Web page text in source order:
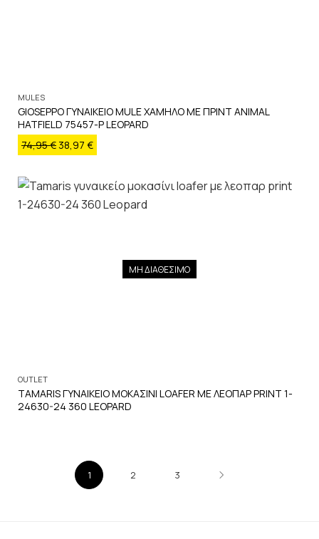
MULES
GIOSEPPO ΓΥΝΑΙΚΕΙΟ MULE ΧΑΜΗΛΟ ΜΕ ΠΡΙΝΤ ANIMAL
HATFIELD 75457-P LEOPARD
74,95€ 38,97 €
ΜΗ ΔΙΑΘΕΣΙΜΟ
OUTLET
TAMARIS ΓΥΝΑΙΚΕΙΟ ΜΟΚΑΣΙΝΙ LOAFER ΜΕ ΛΕΟΠΑΡ PRINT 1-
24630-24 360 LEOPARD
1 2 3